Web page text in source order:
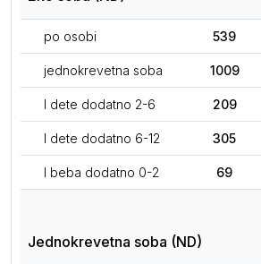
po osobi 539
jednokrevetna soba 1009
I dete dodatno 2-6 209
I dete dodatno 6-12 305
I beba dodatno 0-2 69
Jednokrevetna soba (ND)